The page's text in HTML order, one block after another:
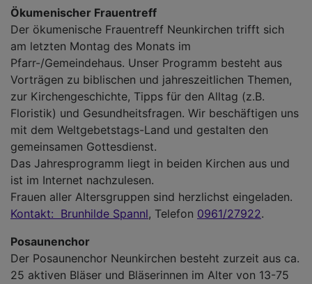
Ökumenischer Frauentreff
Der ökumenische Frauentreff Neunkirchen trifft sich
am letzten Montag des Monats im
Pfarr-/Gemeindehaus. Unser Programm besteht aus
Vorträgen zu biblischen und jahreszeitlichen Themen,
zur Kirchengeschichte, Tipps für den Alltag (z.B.
Floristik) und Gesundheitsfragen. Wir beschäftigen uns
mit dem Weltgebetstags-Land und gestalten den
gemeinsamen Gottesdienst.
Das Jahresprogramm liegt in beiden Kirchen aus und
ist im Internet nachzulesen.
Frauen aller Altersgruppen sind herzlichst eingeladen.
Kontakt: Brunhilde Spannl, Telefon 0961/27922.
Posaunenchor
Der Posaunenchor Neunkirchen besteht zurzeit aus ca.
25 aktiven Bläser und Bläserinnen im Alter von 13-75